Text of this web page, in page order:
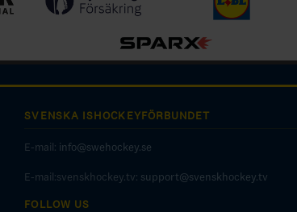
SVENSKA ISHOCKEYFÖRBUNDET
E-mail: info@swehockey.se
E-mail:svenskhockey.tv: support@svenskhockey.tv
FOLLOW US